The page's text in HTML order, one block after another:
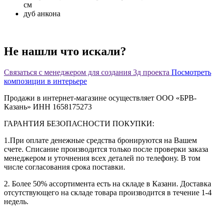
см
дуб анкона
Не нашли что искали?
Связаться с менеджером для создания 3д проекта Посмотреть
композиции в интерьере
Продажи в интернет-магазине осуществляет ООО «БРВ-
Казань» ИНН 1658175273
ГАРАНТИЯ БЕЗОПАСНОСТИ ПОКУПКИ:
1.При оплате денежные средства бронируются на Вашем
счете. Списание производится только после проверки заказа
менеджером и уточнения всех деталей по телефону. В том
числе согласования срока поставки.
2. Более 50% ассортимента есть на складе в Казани. Доставка
отсутствующего на складе товара производится в течение 1-4
недель.